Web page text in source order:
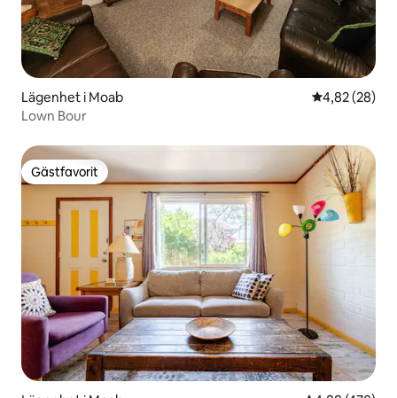
Lägenhet i Moab 4,82 av 5 i
4,82 (28)
Lown Bour
Gästfavorit
Gästfavorit